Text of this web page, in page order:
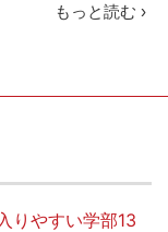
もっと読む ›
りやすい学部13